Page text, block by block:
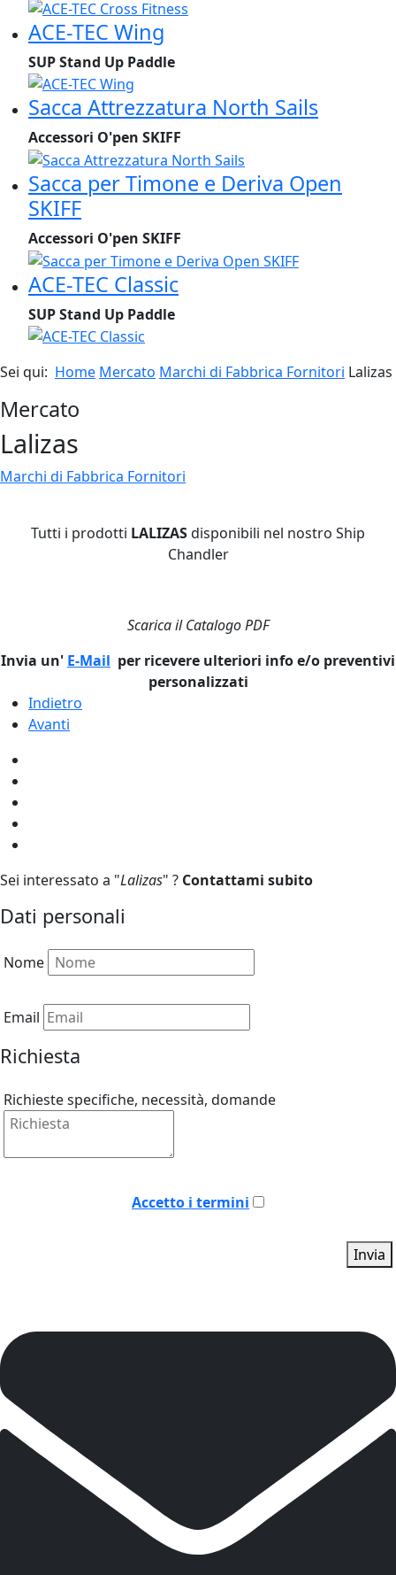
ACE-TEC Wing
SUP Stand Up Paddle
Sacca Attrezzatura North Sails
Accessori O'pen SKIFF
Sacca per Timone e Deriva Open
SKIFF
Accessori O'pen SKIFF
ACE-TEC Classic
SUP Stand Up Paddle
Sei qui: Home Mercato Marchi di Fabbrica Fornitori Lalizas
Mercato
Lalizas
Marchi di Fabbrica Fornitori
Tutti i prodotti LALIZASdisponibili nel nostro Ship
Chandler
Scarica il Catalogo PDF
Invia un' E-Mail per ricevere ulteriori info e/o preventivi
personalizzati
Indietro
Avanti
Sei interessato a "Lalizas" ? Contattami subito
Dati personali
Nome
Email
Richiesta
Richieste specifiche, necessità, domande
Accetto i termini
Invia